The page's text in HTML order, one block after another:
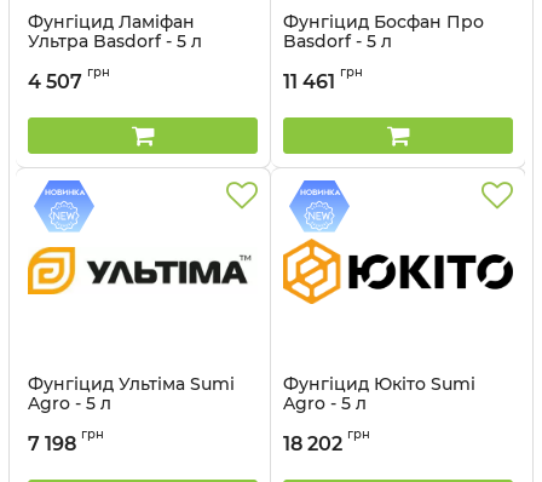
Фунгіцид Ламіфан
Ультра Basdorf - 5 л
4 507 грн
Фунгіцид Босфан Про
Basdorf - 5 л
11 461 грн
Фунгіцид Ультіма Sumi
Agro - 5 л
7 198 грн
Фунгіцид Юкіто Sumi
Agro - 5 л
18 202 грн